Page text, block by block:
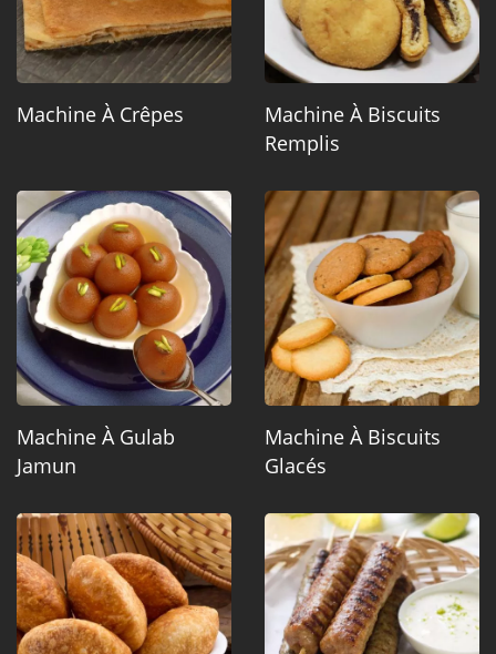
Machine À Crêpes
Machine À Biscuits
Remplis
Machine À Gulab
Jamun
Machine À Biscuits
Glacés